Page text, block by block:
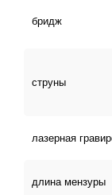
бридж
струны
лазерная
длина мензуры